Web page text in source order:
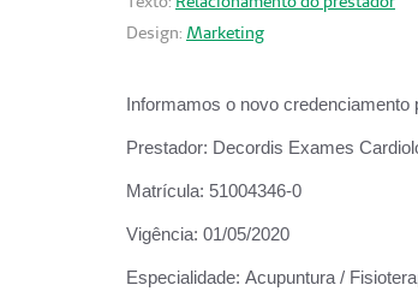
Design: Marketing
Informamos o novo
Prestador: Decordis Exames
Matrícula: 51004346-0
Vigência: 01/05/2020
Especialidade: Acupuntura /